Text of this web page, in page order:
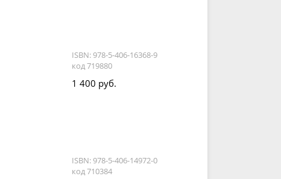
ISBN: 978-5-406-16368-9
код 719880
1 400 руб.
ISBN: 978-5-406-14972-0
код 710384